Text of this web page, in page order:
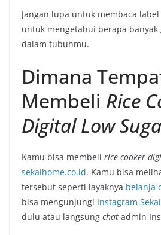
Jangan lupa untuk membaca
untuk mengetahui berapa banyak
dalam tubuhmu.
Dimana
Membeli Rice
Digital Low
Kamu bisa membeli rice cooker
sekaihome.co.id. Kamu bisa
tersebut seperti layaknya belanja
bisa mengunjungi Instagram Sekai
dulu atau langsung chat admin